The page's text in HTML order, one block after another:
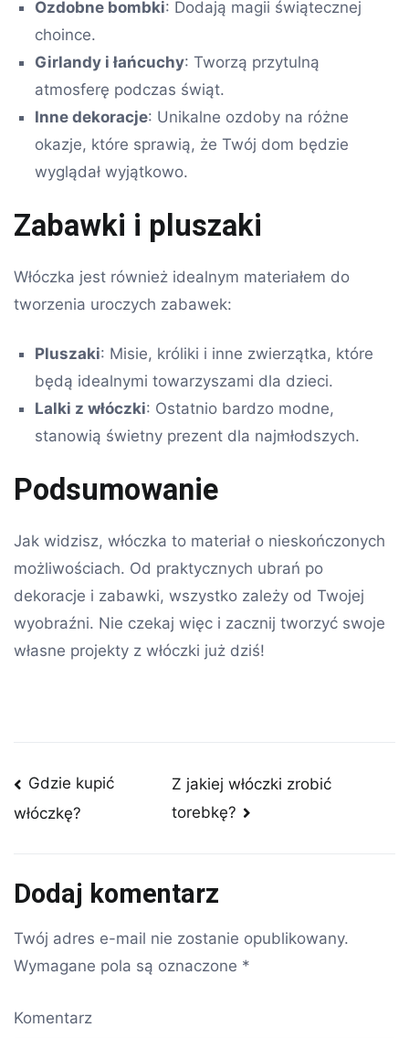
Ozdobne bombki: Dodają magii świątecznej
choince.
Girlandy i łańcuchy: Tworzą przytulną
atmosferę podczas świąt.
Inne dekoracje: Unikalne ozdoby na różne
okazje, które sprawią, że Twój dom będzie
wyglądał wyjątkowo.
Zabawki i pluszaki
Włóczka jest również idealnym materiałem do
tworzenia uroczych zabawek:
Pluszaki: Misie, króliki i inne zwierzątka, które
będą idealnymi towarzyszami dla dzieci.
Lalki z włóczki: Ostatnio bardzo modne,
stanowią świetny prezent dla najmłodszych.
Podsumowanie
Jak widzisz, włóczka to materiał o nieskończonych
możliwościach. Od praktycznych ubrań po
dekoracje i zabawki, wszystko zależy od Twojej
wyobraźni. Nie czekaj więc i zacznij tworzyć swoje
własne projekty z włóczki już dziś!
Nawigacja
wpisu
Gdzie kupić
włóczkę?
Z jakiej włóczki zrobić
torebkę?
Dodaj komentarz
Twój adres e-mail nie zostanie opublikowany.
Wymagane pola są oznaczone *
Komentarz